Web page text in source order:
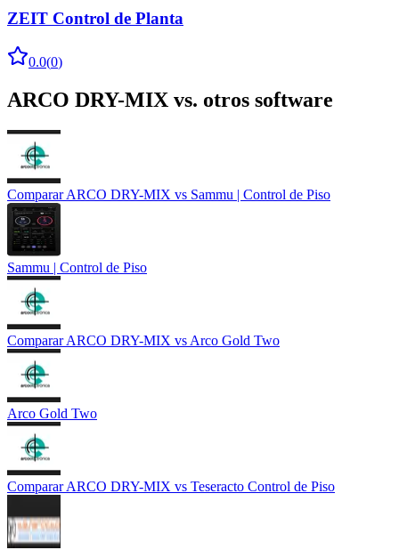
ZEIT Control de Planta
0.0(0)
ARCO DRY-MIX vs. otros software
Comparar ARCO DRY-MIX vs Sammu | Control de Piso
Sammu | Control de Piso
Comparar ARCO DRY-MIX vs Arco Gold Two
Arco Gold Two
Comparar ARCO DRY-MIX vs Teseracto Control de Piso